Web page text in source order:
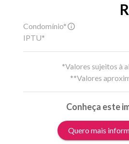
Condomínio*
IPTU*
*Valores sujeitos à
**Valores
Conheça este
Quero mais